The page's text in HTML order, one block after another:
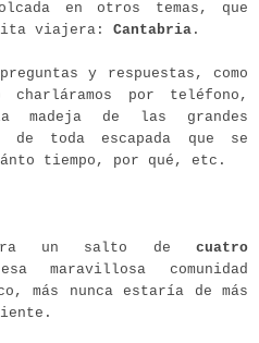
en otros temas, que
viajera: Cantabria .
y respuestas, como
por teléfono,
madeja de las grandes
de toda escapada que se
tiempo, por qué, etc.
un salto de cuatro
maravillosa comunidad
más nunca estaría de más